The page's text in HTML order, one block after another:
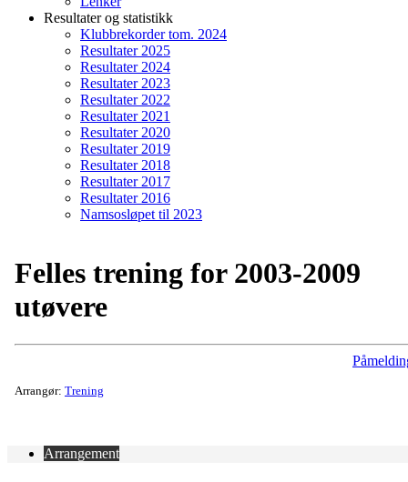
Resultater og statistikk
Klubbrekorder tom. 2024
Resultater 2025
Resultater 2024
Resultater 2023
Resultater 2022
Resultater 2021
Resultater 2020
Resultater 2019
Resultater 2018
Resultater 2017
Resultater 2016
Namsosløpet til 2023
Felles trening for 2003-2009
utøvere
Arrangør: Trening
Arrangement